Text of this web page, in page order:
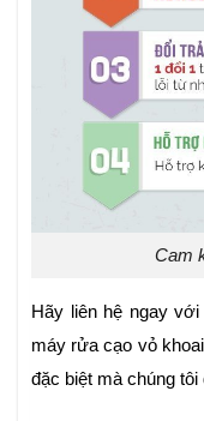
Cam
Hãy liên hệ ngay
máy rửa cạo vỏ
đặc biệt mà chúng tôi